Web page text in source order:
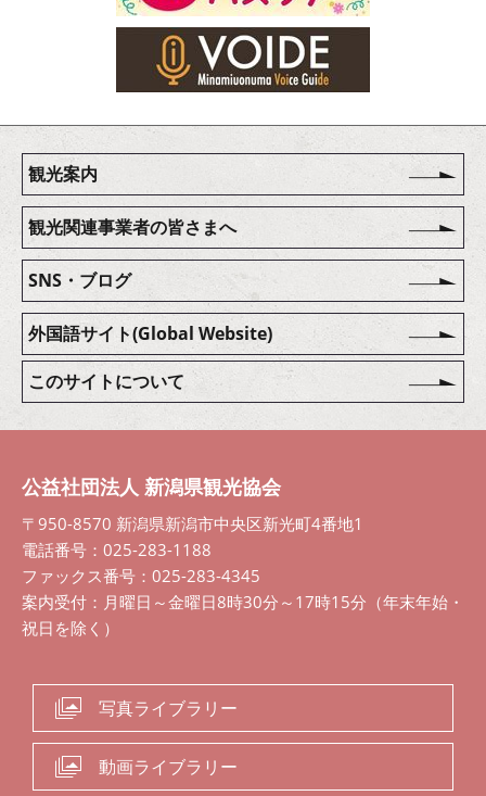
観光案内
観光関連事業者の皆さまへ
SNS・ブログ
外国語サイト(Global Website)
このサイトについて
公益社団法人 新潟県観光協会
〒950-8570 新潟県新潟市中央区新光町4番地1
電話番号：025-283-1188
ファックス番号：025-283-4345
案内受付：月曜日～金曜日8時30分～17時15分（年末年始・
祝日を除く）
写真ライブラリー
動画ライブラリー